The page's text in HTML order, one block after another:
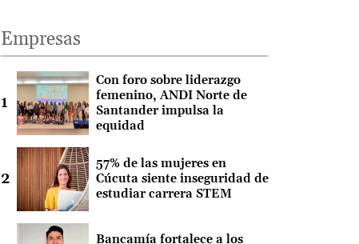
Empresas
Con foro sobre liderazgo
femenino, ANDI Norte de
Santander impulsa la
equidad
57% de las mujeres en
Cúcuta siente inseguridad de
estudiar carrera STEM
Bancamía fortalece a los